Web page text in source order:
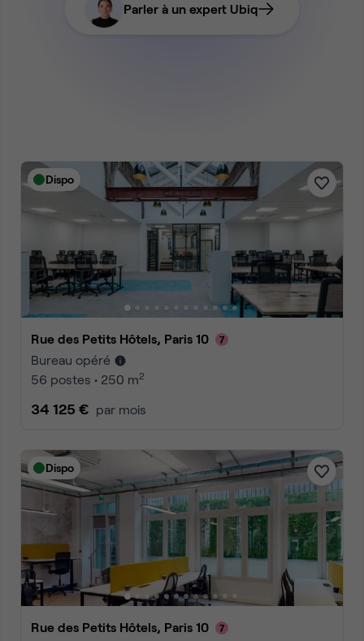
Parler à un expert Ubiq
Dispo
Rue des Petits Hôtels, Paris 10
Bureau opéré
56 postes • 250 m2
34 125 € par mois
Dispo
Rue des Petits Hôtels, Paris 10